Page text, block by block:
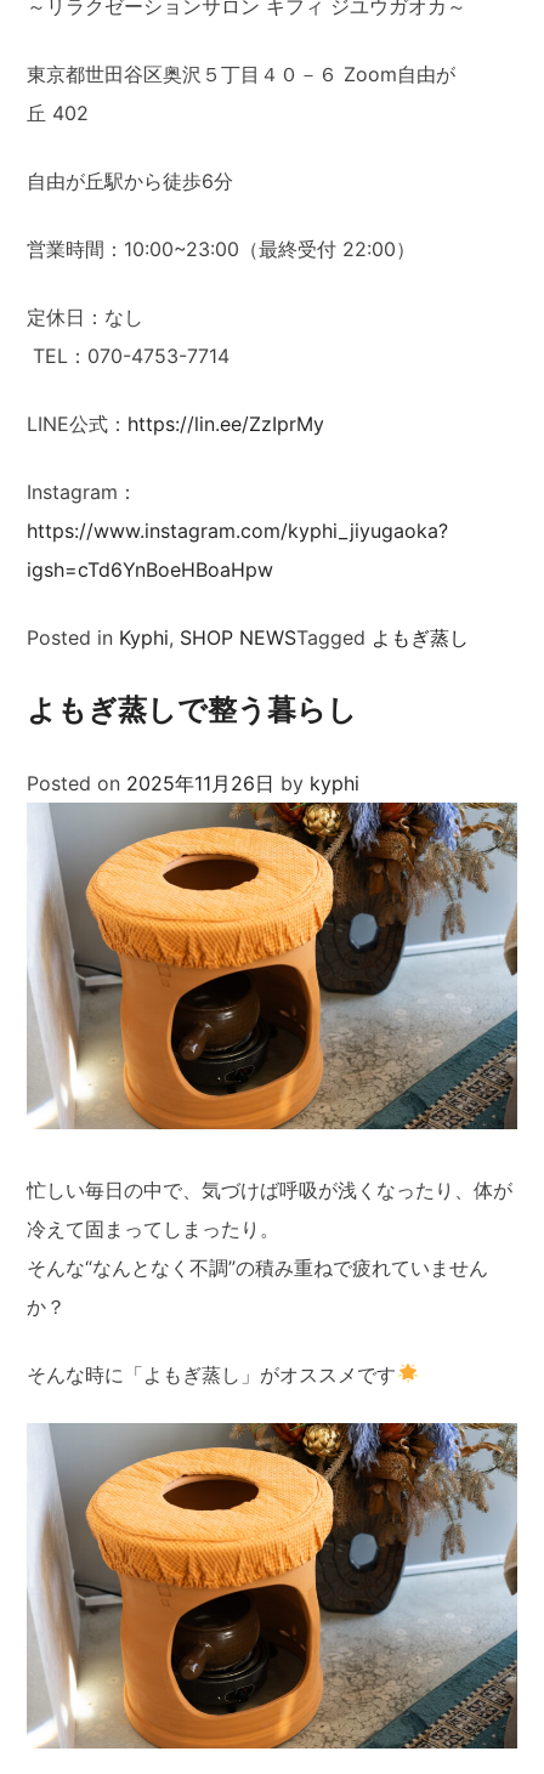
～リラクゼーションサロン キフィ ジユウガオカ～
東京都世田谷区奥沢５丁目４０－６ Zoom自由が
丘 402
自由が丘駅から徒歩6分
営業時間：10:00~23:00（最終受付 22:00）
定休日：なし
TEL：070-4753-7714
LINE公式： https://lin.ee/ZzIprMy
Instagram：
https://www.instagram.com/kyphi_jiyugaoka?
igsh=cTd6YnBoeHBoaHpw
Posted in Kyphi, SHOP NEWSTagged よもぎ蒸し
よもぎ蒸しで整う暮らし
Posted on 2025年11月26日 by kyphi
忙しい毎日の中で、気づけば呼吸が浅くなったり、体が
冷えて固まってしまったり。
そんな“なんとなく不調”の積み重ねで疲れていません
か？
そんな時に「よもぎ蒸し」がオススメです